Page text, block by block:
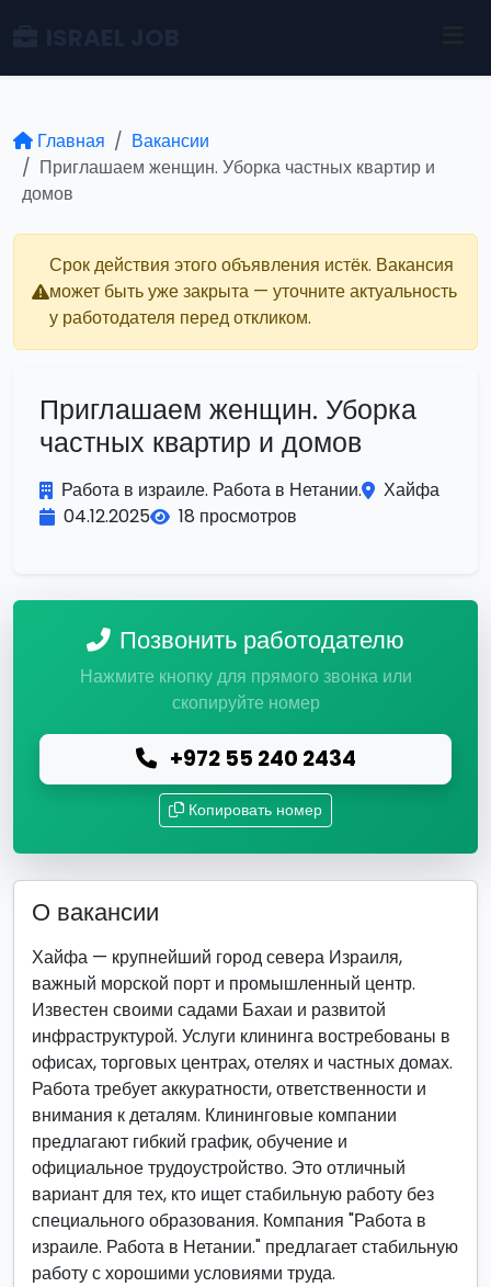
Главная
Вакансии
Приглашаем женщин. Уборка частных квартир и
домов
Срок действия этого объявления истёк. Вакансия
может быть уже закрыта — уточните актуальность
у работодателя перед откликом.
Приглашаем женщин. Уборка
частных квартир и домов
Работа в израиле. Работа в Нетании.
Хайфа
04.12.2025
18 просмотров
Позвонить работодателю
Нажмите кнопку для прямого звонка или
скопируйте номер
+972 55 240 2434
Копировать номер
О вакансии
Хайфа — крупнейший город севера Израиля,
важный морской порт и промышленный центр.
Известен своими садами Бахаи и развитой
инфраструктурой. Услуги клининга востребованы в
офисах, торговых центрах, отелях и частных домах.
Работа требует аккуратности, ответственности и
внимания к деталям. Клининговые компании
предлагают гибкий график, обучение и
официальное трудоустройство. Это отличный
вариант для тех, кто ищет стабильную работу без
специального образования. Компания "Работа в
израиле. Работа в Нетании." предлагает стабильную
работу с хорошими условиями труда.